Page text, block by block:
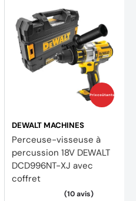
Prix coûtants
DEWALT MACHINES
Perceuse-visseuse à
percussion 18V DEWALT
DCD996NT-XJ avec
coffret